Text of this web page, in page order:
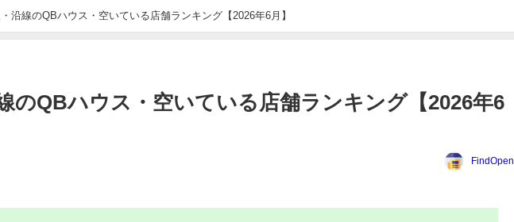
沿線のQBハウス・空いている店舗ランキング【2026年6月】
のQBハウス・空いている店舗ランキング【2026年6
FindOpen